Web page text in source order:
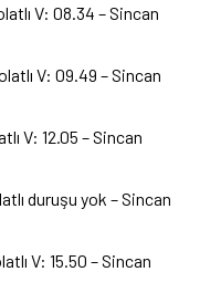
V: 08.34 – Sincan
V: 09.49 – Sincan
V: 12.05 – Sincan
duruşu yok – Sincan
V: 15.50 – Sincan